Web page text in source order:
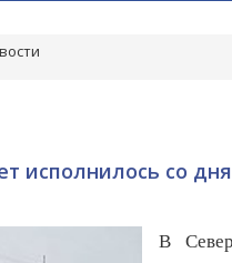
исполнилось со
В